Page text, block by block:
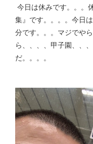
今日は休みです。。。
集』です。。。。今日
分です。。。マジでや
ら、、、、甲子園、、
だ。。。。